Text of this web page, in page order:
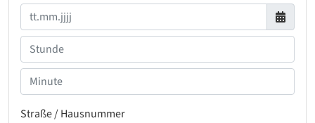
Straße / Hausnummer